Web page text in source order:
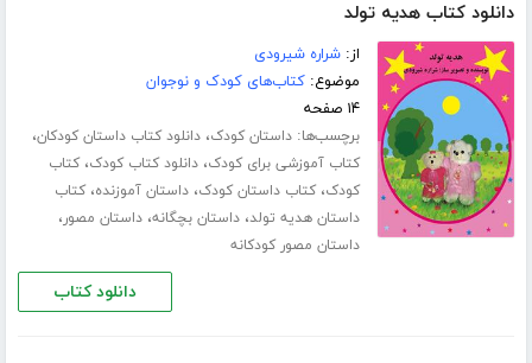
دانلود کتاب هدیه تولد
از:شراره شیرودی
موضوع:کتاب‌های کودک و نوجوان
۱۴ صفحه
برچسب‌ها:داستان کودک،دانلود کتاب داستان کودکان،
کتاب آموزشی برای کودک،دانلود کتاب کودک،کتاب
کودک،کتاب داستان کودک،داستان آموزنده،کتاب
داستان هدیه تولد،داستان بچگانه،داستان مصور،
داستان مصور کودکانه
دانلود کتاب